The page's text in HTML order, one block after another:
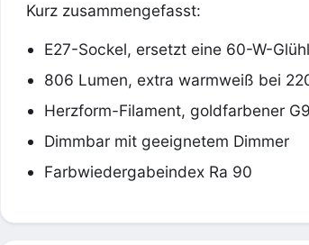
Kurz zusammengefasst:
E27-Sockel, ersetzt eine 60-W-
806 Lumen, extra warmweiß bei
Herzform-Filament, goldfarbener
Dimmbar mit geeignetem Dimmer
Farbwiedergabeindex Ra 90